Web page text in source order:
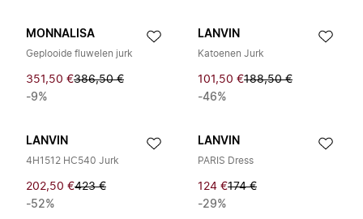
MONNALISA
Geplooide fluwelen jurk
351,50 €386,50 €
-9%
LANVIN
Katoenen Jurk
101,50 €188,50 €
-46%
LANVIN
4H1512 HC540 Jurk
202,50 €423 €
-52%
LANVIN
PARIS Dress
124 €174 €
-29%